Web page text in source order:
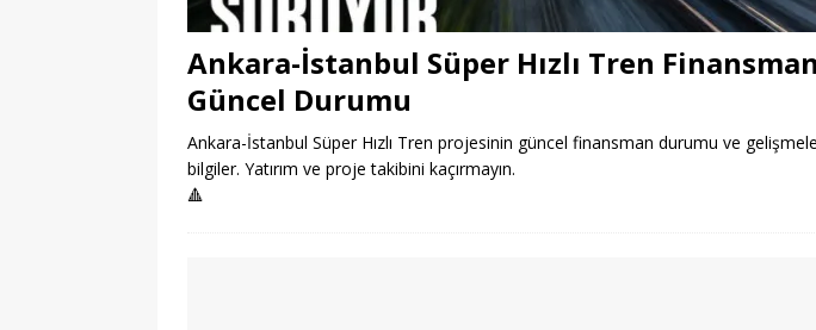
Ankara-İstanbul Süper Hızlı Tren
Güncel Durumu
Ankara-İstanbul Süper Hızlı Tren projesinin güncel finansman durumu ve
bilgiler. Yatırım ve proje takibini kaçırmayın.
🔺